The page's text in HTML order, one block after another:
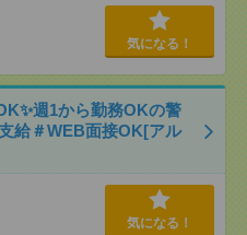
気になる！
週1から勤務OKの警
給＃WEB面接OK[アル
気になる！